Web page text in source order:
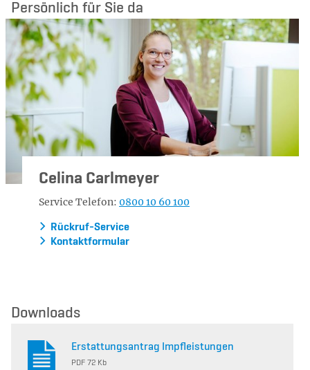
Persönlich für Sie da
Celina Carlmeyer
Service Telefon: 0800 10 60 100
Rückruf-Service
Kontaktformular
Downloads
Erstattungsantrag Impfleistungen
PDF 72 Kb